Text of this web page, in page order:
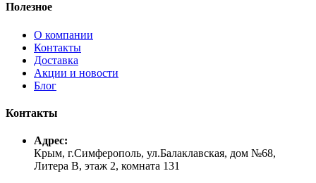
Полезное
О компании
Контакты
Доставка
Акции и новости
Блог
Контакты
Адрес:
Крым, г.Симферополь, ул.Балаклавская, дом №68,
Литера В, этаж 2, комната 131